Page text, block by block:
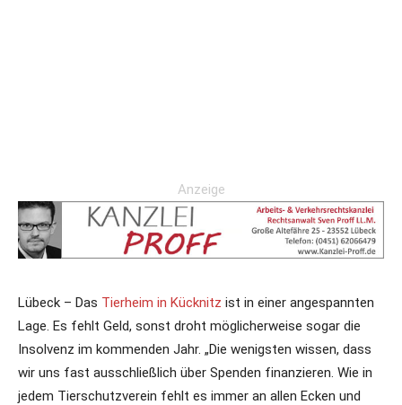
Anzeige
Lübeck – Das Tierheim in Kücknitz ist in einer angespannten
Lage. Es fehlt Geld, sonst droht möglicherweise sogar die
Insolvenz im kommenden Jahr. „Die wenigsten wissen, dass
wir uns fast ausschließlich über Spenden finanzieren. Wie in
jedem Tierschutzverein fehlt es immer an allen Ecken und